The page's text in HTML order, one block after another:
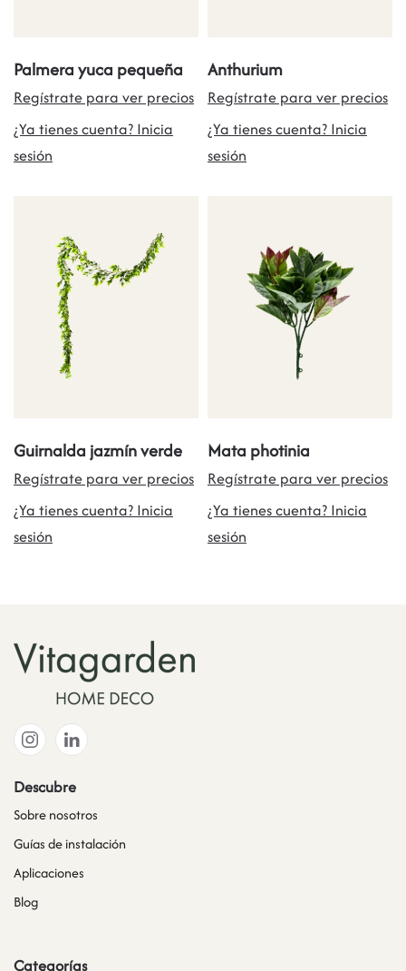
Palmera yuca pequeña
Regístrate para ver precios
¿Ya tienes cuenta? Inicia
sesión
Anthurium
Regístrate para ver precios
¿Ya tienes cuenta? Inicia
sesión
Guirnalda jazmín verde
Regístrate para ver precios
¿Ya tienes cuenta? Inicia
sesión
Mata photinia
Regístrate para ver precios
¿Ya tienes cuenta? Inicia
sesión
Descubre
Sobre nosotros
Guías de instalación
Aplicaciones
Blog
Categorías